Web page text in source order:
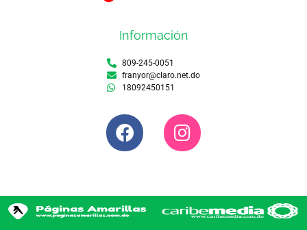
Información
809-245-0051
franyor@claro.net.do
18092450151